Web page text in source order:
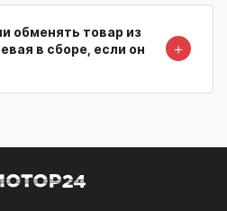
обменять товар из
в сборе, если он
＋